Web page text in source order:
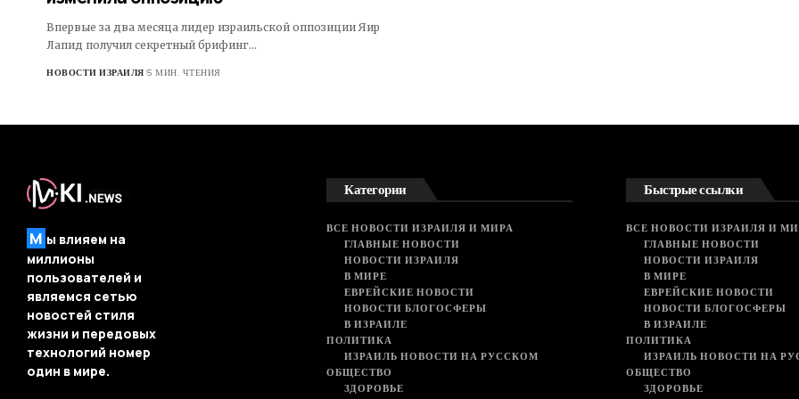
Впервые за два месяца лидер израильской оппозиции Яир
Лапид получил секретный брифинг…
НОВОСТИ ИЗРАИЛЯ 5 МИН. ЧТЕНИЯ
М ы влияем на
миллионы
пользователей и
являемся сетью
новостей стиля
жизни и передовых
технологий номер
один в мире.
Категории
ВСЕ НОВОСТИ ИЗРАИЛЯ И МИРА
ГЛАВНЫЕ НОВОСТИ
НОВОСТИ ИЗРАИЛЯ
В МИРЕ
ЕВРЕЙСКИЕ НОВОСТИ
НОВОСТИ БЛОГОСФЕРЫ
В ИЗРАИЛЕ
ПОЛИТИКА
ИЗРАИЛЬ НОВОСТИ НА РУССКОМ
ОБЩЕСТВО
ЗДОРОВЬЕ
Быстрые ссылки
ВСЕ НОВОСТИ ИЗРАИЛЯ И
ГЛАВНЫЕ НОВОСТИ
НОВОСТИ ИЗРАИЛЯ
В МИРЕ
ЕВРЕЙСКИЕ НОВОСТИ
НОВОСТИ БЛОГОСФЕРЫ
В ИЗРАИЛЕ
ПОЛИТИКА
ИЗРАИЛЬ НОВОСТИ НА
ОБЩЕСТВО
ЗДОРОВЬЕ